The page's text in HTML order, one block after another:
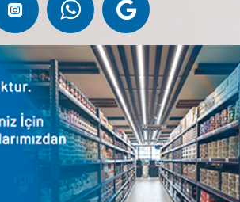
TUKAŞ MAYONEZ POŞET SIKMA 9 GR
465,00 ₺
SEPETE EKLE